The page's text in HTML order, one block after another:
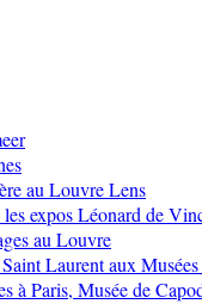
au Louvre Lens
expos Léonard de
au Louvre
Laurent aux
à Paris, Musée de